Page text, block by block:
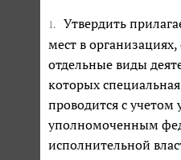
1.
Утвердить
мест в
отдельные виды
которых
проводится с учетом
уполномоченным
исполнительной